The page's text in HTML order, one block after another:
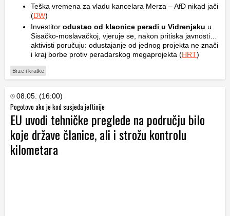
Teška vremena za vladu kancelara Merza – AfD nikad jači
(DW)
Investitor odustao od klaonice peradi u Vidrenjaku u
Sisačko-moslavačkoj, vjeruje se, nakon pritiska javnosti…
aktivisti poručuju: odustajanje od jednog projekta ne znači
i kraj borbe protiv peradarskog megaprojekta (HRT)
Brze i kratke
08.05. (16:00)
Pogotovo ako je kod susjeda jeftinije
EU uvodi tehničke preglede na području bilo
koje države članice, ali i strožu kontrolu
kilometara